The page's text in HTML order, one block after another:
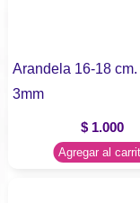
Arandela 16-18
3mm
$ 1.000
Agregar al